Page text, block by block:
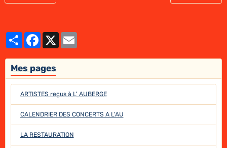
PartagerFacebook
X
Mes pages
ARTISTES reçus à L' AUBERGE
CALENDRIER DES CONCERTS A L'AU
LA RESTAURATION